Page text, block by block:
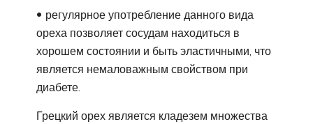
регулярное употребление данного вида
ореха позволяет сосудам находиться в
хорошем состоянии и быть эластичными, что
является немаловажным свойством при
диабете.
Грецкий орех является кладезем множества